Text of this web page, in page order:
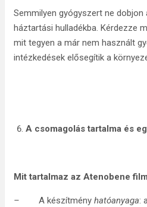
Semmilyen gyógyszert ne dobjon
háztartási hulladékba. Kérdezze
mit tegyen a már nem használt
intézkedések elősegítik a
A csomagolás tartalma és
Mit tartalmaz az Atenobene
– A készítmény hatóanyaga: